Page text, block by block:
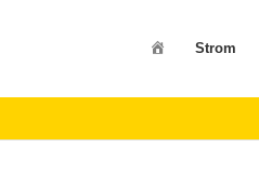
Startseite
Strom